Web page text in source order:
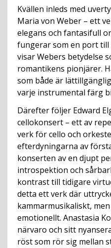
Kvällen inleds med
Maria von Weber – ett
elegans och fantasifull
fungerar som en port till
visar Webers betydelse
romantikens pionjärer.
som både är
varje instrumental färg
Därefter följer Edward
cellokonsert – ett av
verk för cello och
efterdyningarna av
konserten av en djupt
introspektion och
kontrast till tidigare
detta ett verk där
kammarmusikaliskt,
emotionellt. Anastasia
närvaro och sitt
röst som rör sig mellan